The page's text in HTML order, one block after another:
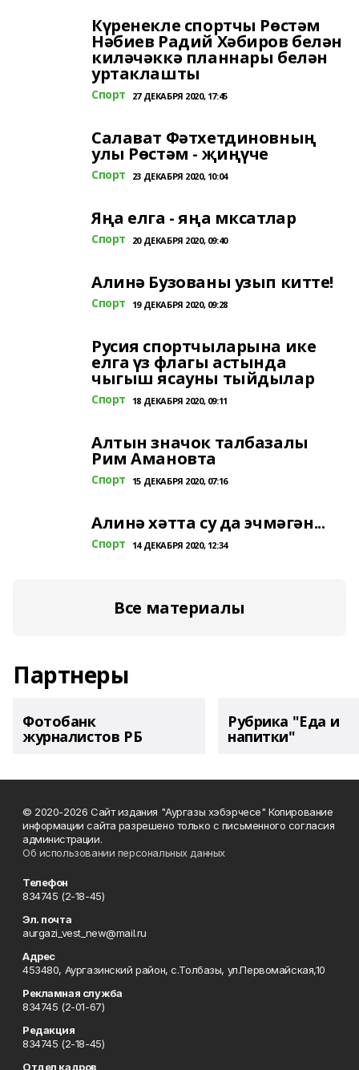
Күренекле спортчы Рөстәм
Нәбиев Радий Хәбиров белән
киләчәккә планнары белән
уртаклашты
Спорт 27 ДЕКАБРЯ 2020, 17:45
Салават Фәтхетдиновның
улы Рөстәм - җиңүче
Спорт 23 ДЕКАБРЯ 2020, 10:04
Яңа елга - яңа мксатлар
Спорт 20 ДЕКАБРЯ 2020, 09:40
Алинә Бузованы узып китте!
Спорт 19 ДЕКАБРЯ 2020, 09:28
Русия спортчыларына ике
елга үз флагы астында
чыгыш ясауны тыйдылар
Спорт 18 ДЕКАБРЯ 2020, 09:11
Алтын значок талбазалы
Рим Амановта
Спорт 15 ДЕКАБРЯ 2020, 07:16
Алинә хәтта су да эчмәгән...
Спорт 14 ДЕКАБРЯ 2020, 12:34
Все материалы
Партнеры
Фотобанк
журналистов РБ
Рубрика "Еда и
напитки"
© 2020-2026 Сайт издания "Аургазы хэбэрчесе" Копирование
информации сайта разрешено только с письменного согласия
администрации.
Об использовании персональных данных
Телефон
834745 (2-18-45)
Эл. почта
aurgazi_vest_new@mail.ru
Адрес
453480, Аургазинский район, с.Толбазы, ул.Первомайская,10
Рекламная служба
834745 (2-01-67)
Редакция
834745 (2-18-45)
Отдел кадров